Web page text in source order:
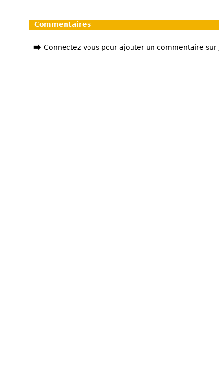
Commentaires
Connectez-vous pour ajouter un commentaire sur